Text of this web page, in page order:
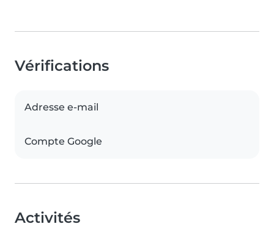
Vérifications
Adresse e-mail
Compte Google
Activités